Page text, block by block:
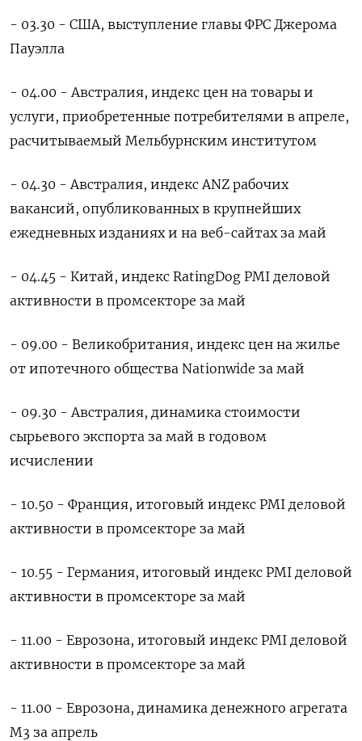
- 03.30 - США, выступление главы ФРС Джерома
Пауэлла
- 04.00 - Австралия, ​индекс цен на товары и
услуги, приобретенные потребителями в апреле,
расчитываемый Мельбурнским институтом
- ‌04.30 - Австралия, индекс ANZ рабочих
вакансий, опубликованных в крупнейших
ежедневных изданиях и на веб-сайтах за май
- 04.45 - Китай, индекс RatingDog PMI деловой ​
активности в промсекторе за ​май
- 09.00 - Великобритания, ‌индекс цен на жилье
от ипотечного общества Nationwide за май
- 09.30 - Австралия, ​динамика стоимости
сырьевого экспорта за май в годовом
исчислении
- 10.50 - Франция, итоговый индекс PMI деловой
активности в промсекторе за май
- 10.55 - Германия, итоговый индекс PMI деловой
активности в промсекторе за май
- 11.00 - Еврозона, итоговый индекс PMI деловой
активности в промсекторе за май
- 11.00 - Еврозона, динамика денежного агрегата
М3 за апрель